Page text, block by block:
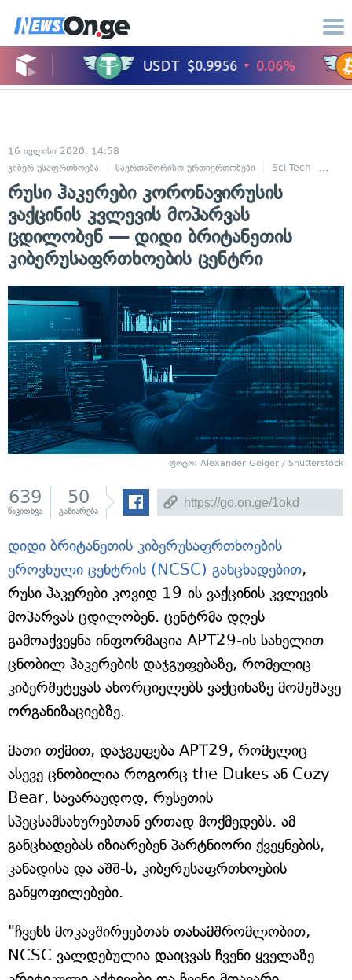
16 ივლისი 2020, 14:58
კიბერ უსაფრთხოება
საერთაშორისო ურთიერთობები Sci-Tech
რუსი ჰაკერები კორონავირუსის
ვაქცინის კვლევის მოპარვას
ცდილობენ — დიდი ბრიტანეთის
კიბერუსაფრთხოების ცენტრი
ფოტო: Alexander Geiger / Shutterstock
639
წაკითხვა
50
გაზიარება
დიდი ბრიტანეთის კიბერუსაფრთხოების
ეროვნული ცენტრის (NCSC) განცხადებით,
რუსი ჰაკერები კოვიდ 19-ის ვაქცინის კვლევის
მოპარვას ცდილობენ. ცენტრმა დღეს
გამოაქვეყნა ინფორმაცია APT29-ის სახელით
ცნობილ ჰაკერების დაჯგუფებაზე, რომელიც
კიბერშეტევას ახორციელებს ვაქცინაზე მომუშავე
ორგანიზაციებზე.
მათი თქმით, დაჯგუფება APT29, რომელიც
ასევე ცნობილია როგორც the Dukes ან Cozy
Bear, სავარაუდოდ, რუსეთის
სპეცსამსახურებთან ერთად მოქმედებს. ამ
განცხადებას იზიარებენ პარტნიორი ქვეყნების,
კანადისა და აშშ-ს, კიბერუსაფრთხოების
განყოფილებები.
"ჩვენს მოკავშირეებთან თანამშრომლობით,
NCSC ვალდებულია დაიცვას ჩვენი ყველაზე